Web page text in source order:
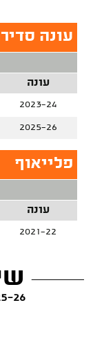
עונה
עונה
2023-24
2025-26
פלייאוף
עונה
2021-22
2025-26 - עונה